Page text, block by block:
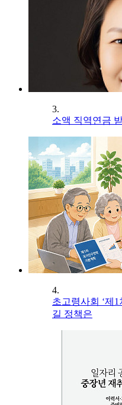
3.
소액 직역연금
4.
초고령사회 ‘제
길 정책은